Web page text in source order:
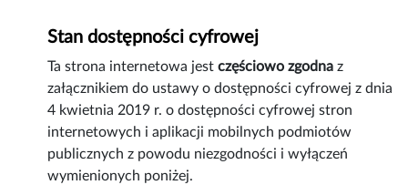
Stan dostępności cyfrowej
Ta strona internetowa jestczęściowo zgodna z
załącznikiem do ustawy o dostępności cyfrowej z dnia
4 kwietnia 2019 r. o dostępności cyfrowej stron
internetowych i aplikacji mobilnych podmiotów
publicznych z powodu niezgodności i wyłączeń
wymienionych poniżej.